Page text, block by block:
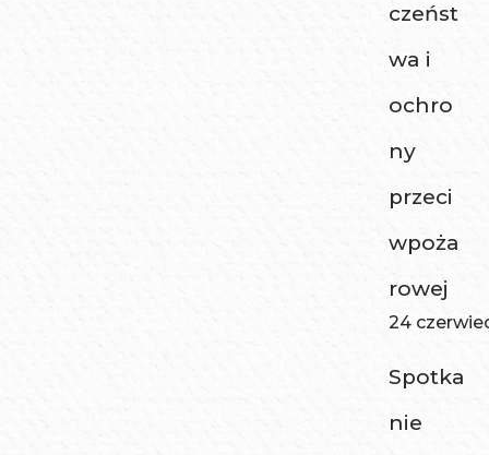
czeńst
wa i
ochro
ny
przeci
wpoża
rowej
24
Spotka
nie